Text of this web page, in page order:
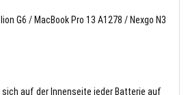
G6 / MacBook Pro 13 A1278 / Nexgo N3
auf der Innenseite jeder Batterie auf